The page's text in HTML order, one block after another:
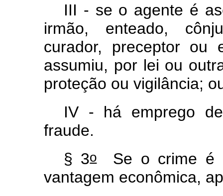
III - se o agente é
irmão, enteado,
curador, preceptor ou
assumiu, por lei ou
proteção ou vigilância;
IV - há emprego
fraude.
§ 3oSe o crime é
vantagem econômica,